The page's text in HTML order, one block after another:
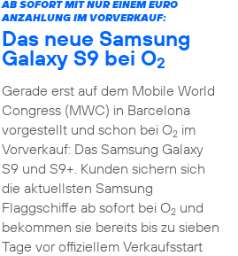
AB SOFORT MIT NUR EINEM EURO
ANZAHLUNG IM VORVERKAUF:
Das neue Samsung
Galaxy S9 bei O2
Gerade erst auf dem Mobile World
Congress (MWC) in Barcelona
vorgestellt und schon bei O2im
Vorverkauf: Das Samsung Galaxy
S9 und S9+. Kunden sichern sich
die aktuellsten Samsung
Flaggschiffe ab sofort bei O2und
bekommen sie bereits bis zu sieben
Tage vor offiziellem Verkaufsstart